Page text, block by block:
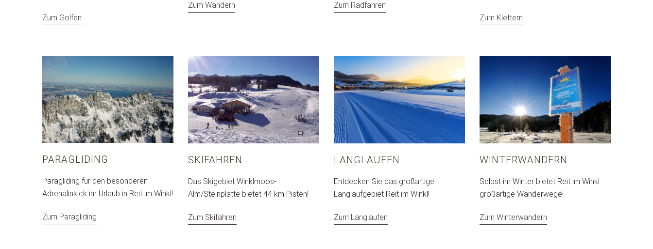
Zum Golfen
Zum Wandern Zum Radfahren
Zum Klettern
PARAGLIDING
Paragliding für den besonderen
Adrenalinkick im Urlaub in Reit im Winkl!
Zum Paragliding
SKIFAHREN
Das Skigebiet Winklmoos-
Alm/Steinplatte bietet 44 km Pisten!
Zum Skifahren
LANGLAUFEN
Entdecken Sie das großartige
Langlaufgebiet Reit im Winkl!
Zum Langlaufen
WINTERWANDERN
Selbst im Winter bietet Reit im Winkl
großartige Wanderwege!
Zum Winterwandern